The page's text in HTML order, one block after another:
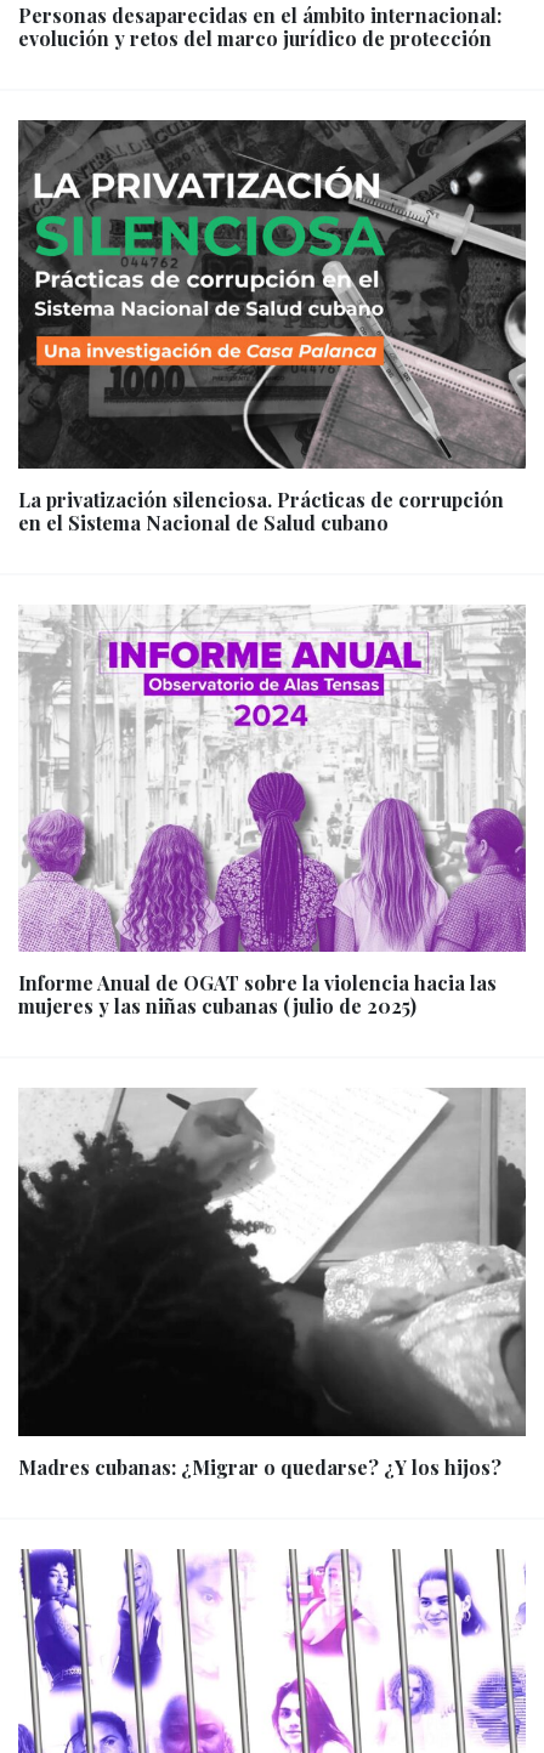
Personas desaparecidas en el ámbito internacional:
evolución y retos del marco jurídico de protección
La privatización silenciosa. Prácticas de corrupción
en el Sistema Nacional de Salud cubano
Informe Anual de OGAT sobre la violencia hacia las
mujeres y las niñas cubanas (julio de 2025)
Madres cubanas: ¿Migrar o quedarse? ¿Y los hijos?